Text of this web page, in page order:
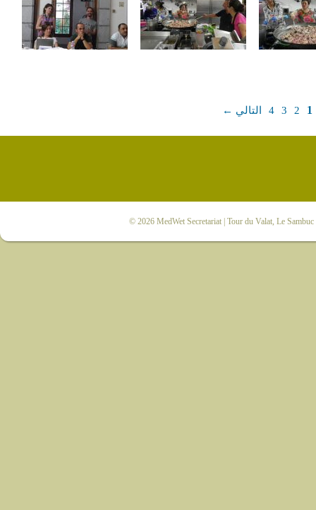
1
2
3
4 التالي ←
© 2026 MedWet Secretariat| Tour du Valat, Le